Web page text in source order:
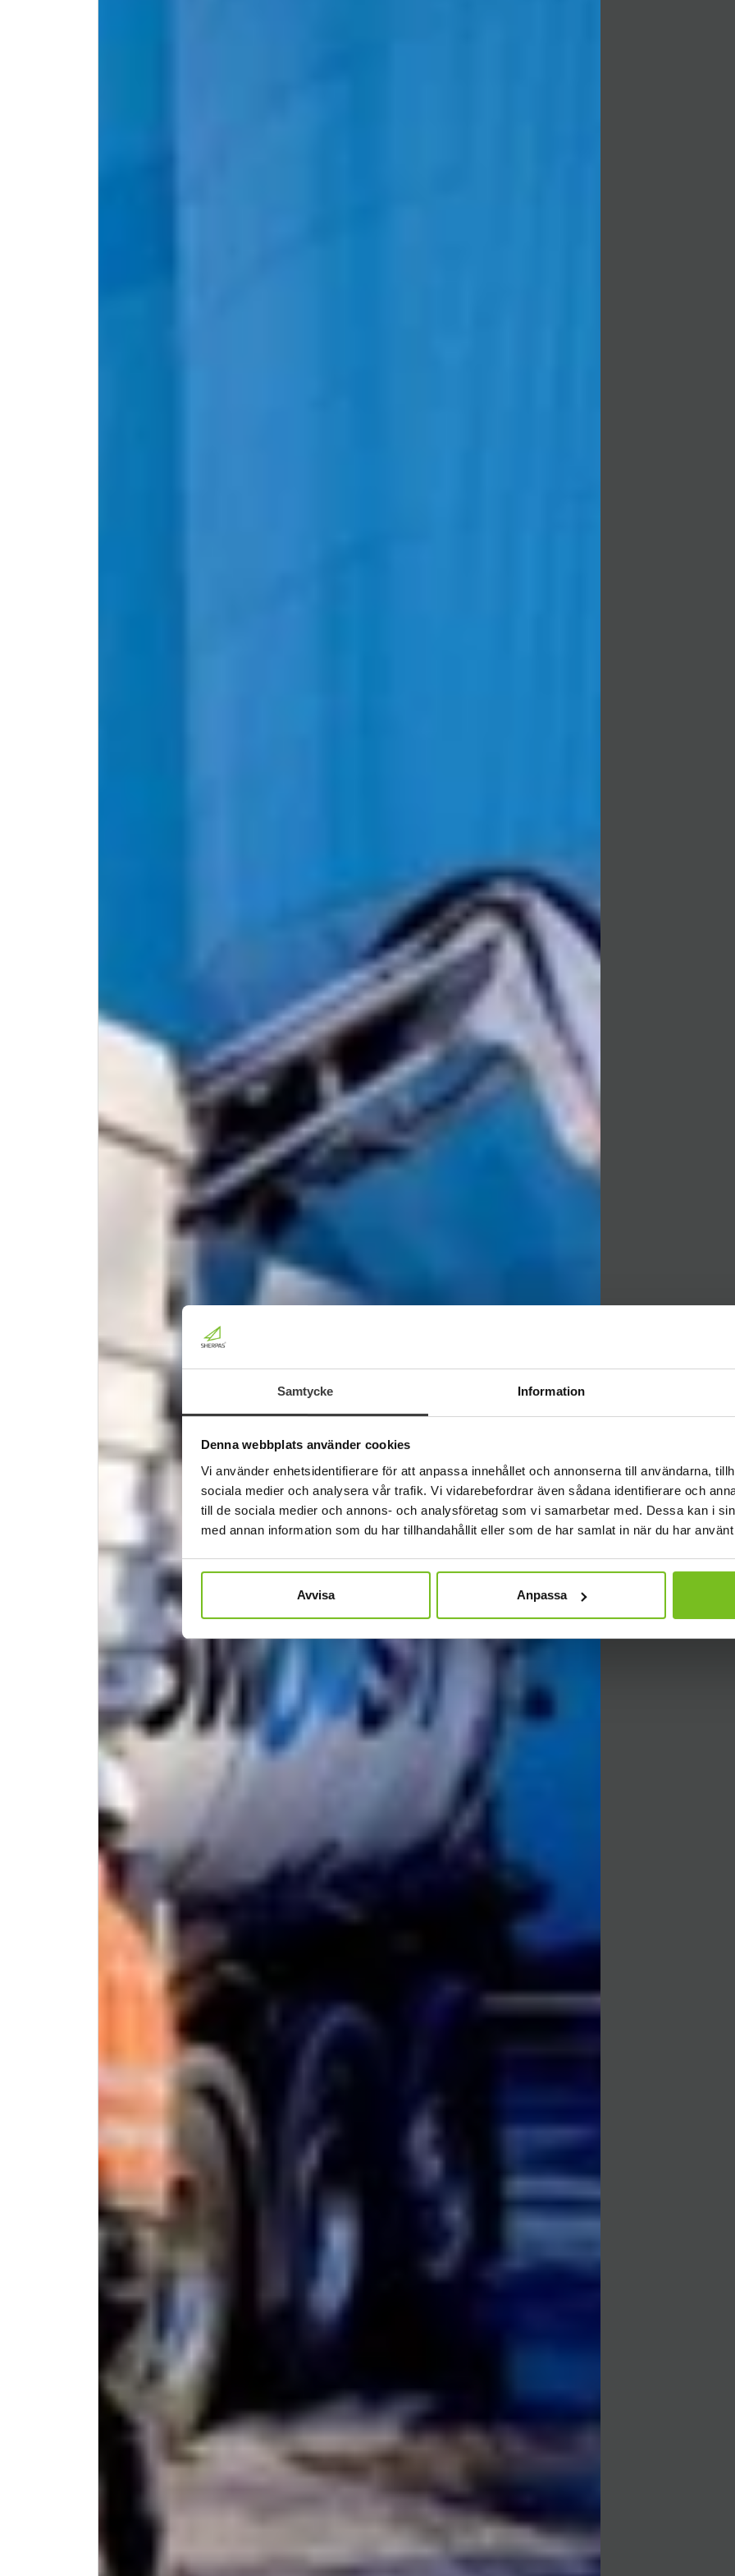
Samtycke Information
Denna webbplats använder cookies
Vi använder enhetsidentifierare för att anpassa innehållet och annonserna till användarna,
sociala medier och analysera vår trafik. Vi vidarebefordrar även sådana identifierare och
till de sociala medier och annons- och analysföretag som vi samarbetar med. Dessa kan i
med annan information som du har tillhandahållit eller som de har samlat in när du har
Avvisa Anpassa